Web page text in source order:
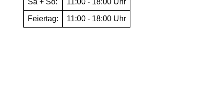
Sa + So: 11:00 - 18:00 Uhr
Feiertag: 11:00 - 18:00 Uhr